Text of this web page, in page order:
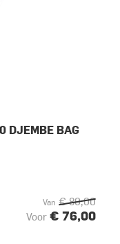
DJEMBE BAG
Van € 80,00
Voor € 76,00